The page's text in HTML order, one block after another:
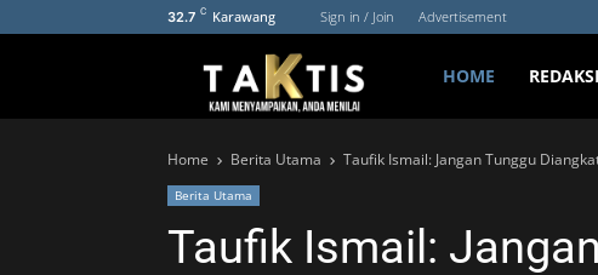
32.7 C Karawang Sign in / Join Advertisement
HOME REDAKSI
Home Berita Utama Taufik Ismail: Jangan Tunggu
Berita Utama
Taufik Ismail: